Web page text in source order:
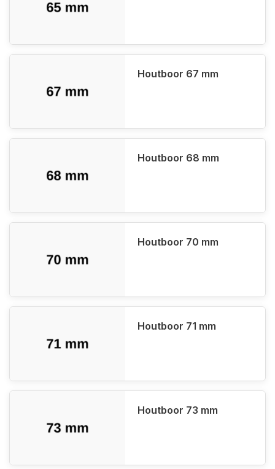
Houtboor 67 mm
Houtboor 68 mm
Houtboor 70 mm
Houtboor 71 mm
Houtboor 73 mm